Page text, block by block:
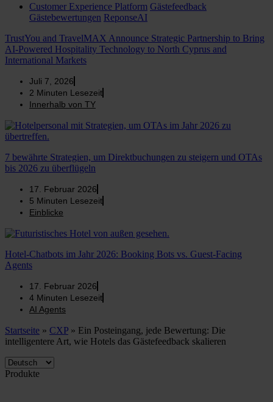
Customer Experience Platform Gästefeedback
Gästebewertungen ReponseAI
TrustYou and TravelMAX Announce Strategic Partnership to Bring
AI-Powered Hospitality Technology to North Cyprus and
International Markets
Juli 7, 2026
2 Minuten Lesezeit
Innerhalb von TY
7 bewährte Strategien, um Direktbuchungen zu steigern und OTAs
bis 2026 zu überflügeln
17. Februar 2026
5 Minuten Lesezeit
Einblicke
Hotel-Chatbots im Jahr 2026: Booking Bots vs. Guest-Facing
Agents
17. Februar 2026
4 Minuten Lesezeit
AI Agents
Startseite » CXP » Ein Posteingang, jede Bewertung: Die
intelligentere Art, wie Hotels das Gästefeedback skalieren
Produkte